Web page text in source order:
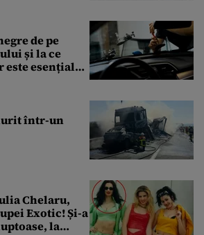
de pe
și la ce
este esențial
într-un
Chelaru,
Exotic! Și-a
la